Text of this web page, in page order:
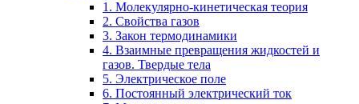
1. Молекулярно-кинетическая теория
2. Свойства газов
3. Закон термодинамики
4. Взаимные превращения жидкостей и
газов. Твердые тела
5. Электрическое поле
6. Постоянный электрический ток